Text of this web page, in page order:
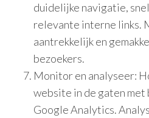
duidelijke navigatie,
relevante interne links.
aantrekkelijk en
bezoekers.
Monitor en analyseer:
website in de gaten met
Google Analytics.